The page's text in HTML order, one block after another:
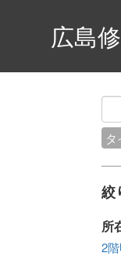
広島
タ
絞
所
2